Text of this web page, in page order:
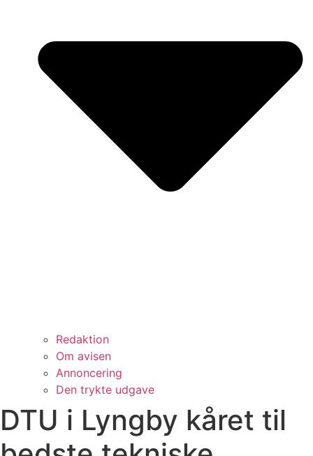
Redaktion
Om avisen
Annoncering
Den trykte udgave
DTU i Lyngby kåret til